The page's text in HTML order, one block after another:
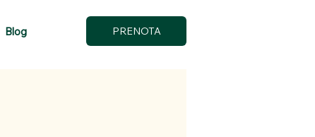
Blog PRENOTA